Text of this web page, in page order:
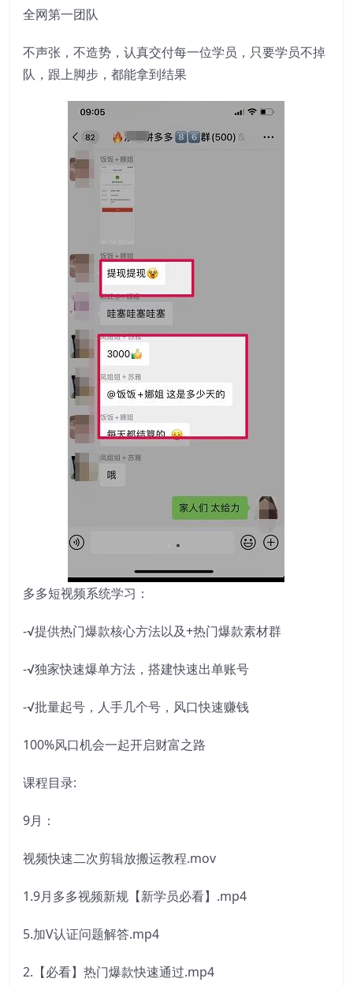
全网第一团队
不声张，不造势，认真交付每一位学员，只要学员不掉
队，跟上脚步，都能拿到结果
多多短视频系统学习：
-√提供热门爆款核心方法以及+热门爆款素材群
-√独家快速爆单方法，搭建快速出单账号
-√批量起号，人手几个号，风口快速赚钱
100%风口机会一起开启财富之路
课程目录:
9月：
视频快速二次剪辑放搬运教程.mov
1.9月多多视频新规【新学员必看】.mp4
5.加V认证问题解答.mp4
2.【必看】热门爆款快速通过.mp4